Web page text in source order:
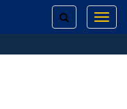
TOGGLE
SEARCH